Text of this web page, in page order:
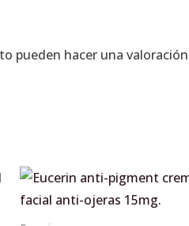
pueden hacer una